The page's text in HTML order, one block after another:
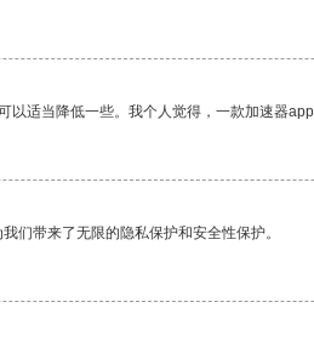
以适当降低一些。我个人觉得，一款加速器
们带来了无限的隐私保护和安全性保护。